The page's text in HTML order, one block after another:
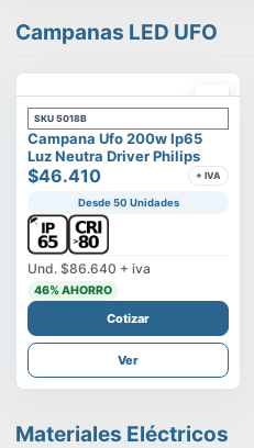
Campanas LED UFO
SKU 5018B
Campana Ufo 200w Ip65
Luz Neutra Driver Philips
$46.410 + IVA
Desde 50 Unidades
Und. $86.640 + iva
46% AHORRO
Cotizar
Ver
Materiales Eléctricos